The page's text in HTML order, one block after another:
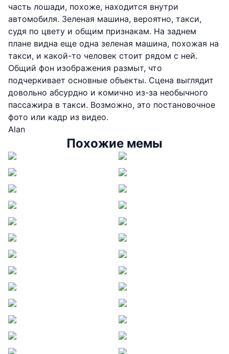
часть лошади, похоже, находится внутри
автомобиля. Зеленая машина, вероятно, такси,
судя по цвету и общим признакам. На заднем
плане видна еще одна зеленая машина, похожая на
такси, и какой-то человек стоит рядом с ней.
Общий фон изображения размыт, что
подчеркивает основные объекты. Сцена выглядит
довольно абсурдно и комично из-за необычного
пассажира в такси. Возможно, это постановочное
фото или кадр из видео.
Alan
Похожие мемы